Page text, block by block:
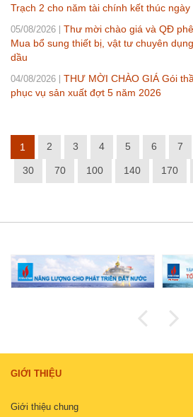
Trạch 2 cho năm tài chính kết thúc
05/08/2026
Thư mời chào giá và QĐ
Mua bổ sung thiết bị, vật tư chuyên
dầu
04/08/2026
THƯ MỜI CHÀO GIÁ Gói
phục vụ sản xuất đợt 5 năm 2026
1 2 3 4 5 6 7
30 70 100 140 170
GIỚI THIỆU
Giới thiệu chung